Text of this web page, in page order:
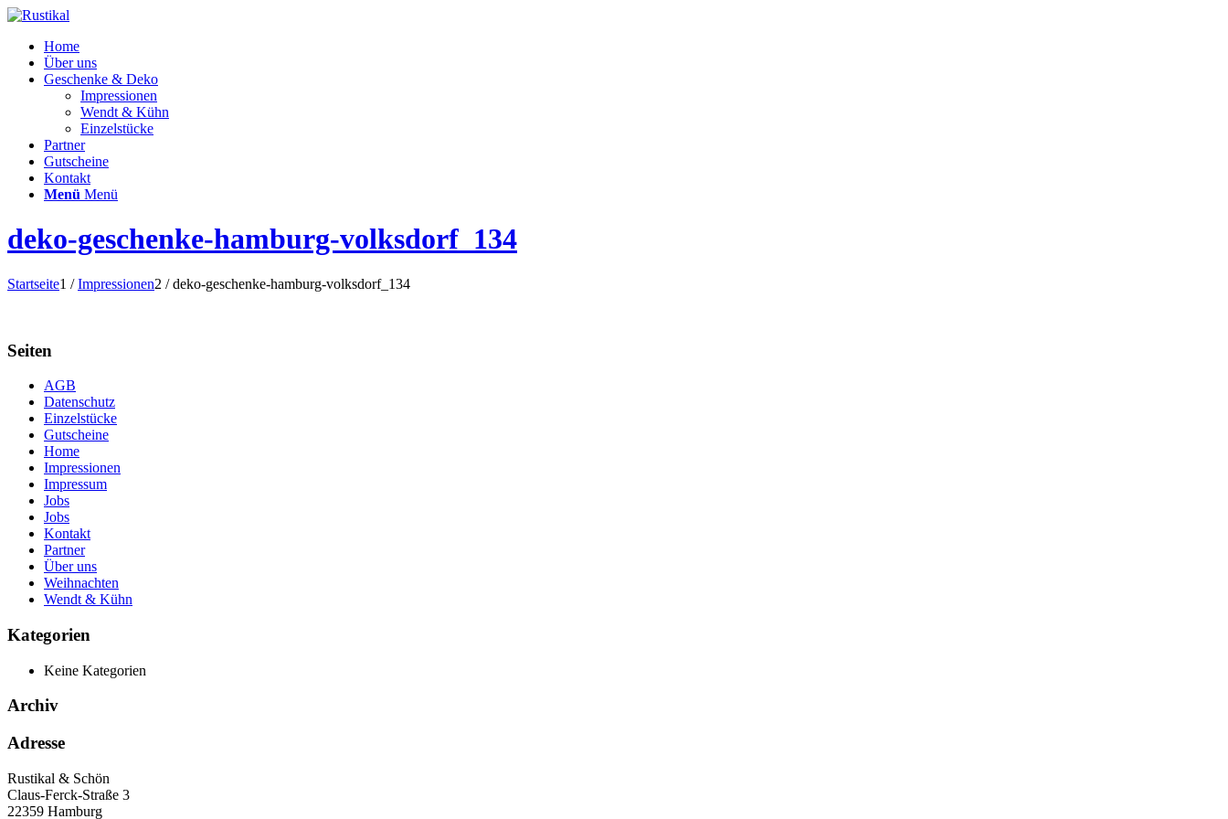
Home
Über uns
Geschenke & Deko
Impressionen
Wendt & Kühn
Einzelstücke
Partner
Gutscheine
Kontakt
Menü Menü
deko-geschenke-hamburg-volksdorf_134
Startseite1 / Impressionen2 / deko-geschenke-hamburg-volksdorf_134
Seiten
AGB
Datenschutz
Einzelstücke
Gutscheine
Home
Impressionen
Impressum
Jobs
Jobs
Kontakt
Partner
Über uns
Weihnachten
Wendt & Kühn
Kategorien
Keine Kategorien
Archiv
Adresse
Rustikal & Schön
Claus-Ferck-Straße 3
22359 Hamburg